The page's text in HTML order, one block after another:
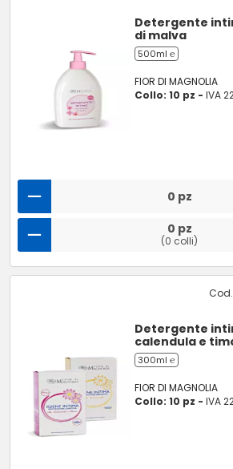
Detergente
di malva
500ml ℮
FIOR DI MAGNOLIA
Collo: 10 pz -IVA
0 pz
0 pz
(0 colli)
Detergente
calendula e
300ml ℮
FIOR DI MAGNOLIA
Collo: 10 pz -IVA